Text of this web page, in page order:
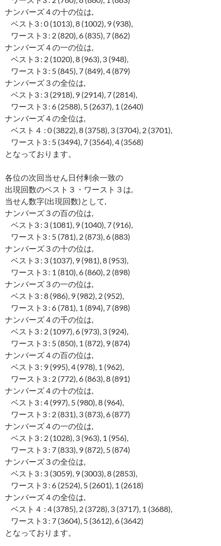
ナンバーズ４の十の位は,
ベスト3 : 0 (1013), 8 (1002), 9 (938),
ワースト3 : 2 (820), 6 (835), 7 (862)
ナンバーズ４の一の位は,
ベスト3 : 2 (1020), 8 (963), 3 (948),
ワースト3 : 5 (845), 7 (849), 4 (879)
ナンバーズ３の全位は,
ベスト3 : 3 (2918), 9 (2914), 7 (2814),
ワースト3 : 6 (2588), 5 (2637), 1 (2640)
ナンバーズ４の全位は,
ベスト４ : 0 (3822), 8 (3758), 3 (3704), 2 (3701),
ワースト3 : 5 (3494), 7 (3564), 4 (3568)
となっております。
各位の次回当せん日付剰余一致の
出現回数のベスト３・ワースト３は,
当せん数字(出現回数)として,
ナンバーズ３の百の位は,
ベスト3 : 3 (1081), 9 (1040), 7 (916),
ワースト3 : 5 (781), 2 (873), 6 (883)
ナンバーズ３の十の位は,
ベスト3 : 3 (1037), 9 (981), 8 (953),
ワースト3 : 1 (810), 6 (860), 2 (898)
ナンバーズ３の一の位は,
ベスト3 : 8 (986), 9 (982), 2 (952),
ワースト3 : 6 (781), 1 (894), 7 (898)
ナンバーズ４の千の位は,
ベスト3 : 2 (1097), 6 (973), 3 (924),
ワースト3 : 5 (850), 1 (872), 9 (874)
ナンバーズ４の百の位は,
ベスト3 : 9 (995), 4 (978), 1 (962),
ワースト3 : 2 (772), 6 (863), 8 (891)
ナンバーズ４の十の位は,
ベスト3 : 4 (997), 5 (980), 8 (964),
ワースト3 : 2 (831), 3 (873), 6 (877)
ナンバーズ４の一の位は,
ベスト3 : 2 (1028), 3 (963), 1 (956),
ワースト3 : 7 (833), 9 (872), 5 (874)
ナンバーズ３の全位は,
ベスト3 : 3 (3059), 9 (3003), 8 (2853),
ワースト3 : 6 (2524), 5 (2601), 1 (2618)
ナンバーズ４の全位は,
ベスト４ : 4 (3785), 2 (3728), 3 (3717), 1 (3688),
ワースト3 : 7 (3604), 5 (3612), 6 (3642)
となっております。